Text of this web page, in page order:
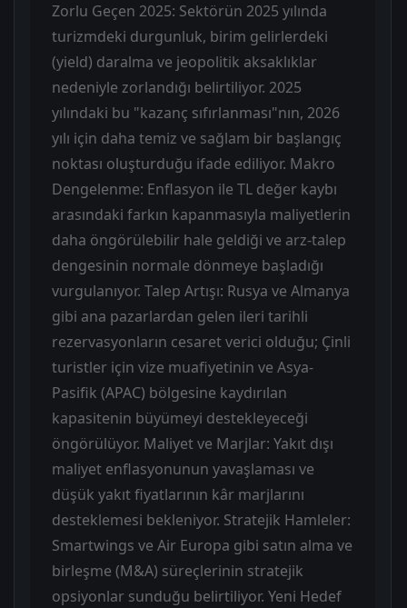
Zorlu Geçen 2025: Sektörün 2025 yılında
turizmdeki durgunluk, birim gelirlerdeki
(yield) daralma ve jeopolitik aksaklıklar
nedeniyle zorlandığı belirtiliyor. 2025
yılındaki bu "kazanç sıfırlanması"nın, 2026
yılı için daha temiz ve sağlam bir başlangıç
noktası oluşturduğu ifade ediliyor. Makro
Dengelenme: Enflasyon ile TL değer kaybı
arasındaki farkın kapanmasıyla maliyetlerin
daha öngörülebilir hale geldiği ve arz-talep
dengesinin normale dönmeye başladığı
vurgulanıyor. Talep Artışı: Rusya ve Almanya
gibi ana pazarlardan gelen ileri tarihli
rezervasyonların cesaret verici olduğu; Çinli
turistler için vize muafiyetinin ve Asya-
Pasifik (APAC) bölgesine kaydırılan
kapasitenin büyümeyi destekleyeceği
öngörülüyor. Maliyet ve Marjlar: Yakıt dışı
maliyet enflasyonunun yavaşlaması ve
düşük yakıt fiyatlarının kâr marjlarını
desteklemesi bekleniyor. Stratejik Hamleler:
Smartwings ve Air Europa gibi satın alma ve
birleşme (M&A) süreçlerinin stratejik
opsiyonlar sunduğu belirtiliyor. Yeni Hedef